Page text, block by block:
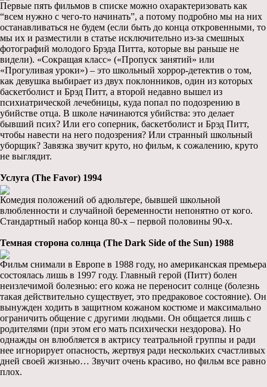
Первые пять фильмов в списке можно охарактеризовать как
“всем нужно с чего-то начинать”, а потому подробно мы на них
останавливаться не будем (если быть до конца откровенными, то
мы их и разместили в статье исключительно из-за смешных
фотографий молодого Брэда Питта, которые вы раньше не
видели). «Сокращая класс» («Пропуск занятий» или
«Прогуливая уроки») – это школьный хоррор-детектив о том,
как девушка выбирает из двух поклонников, один из которых
баскетболист и Брэд Питт, а второй недавно вышел из
психиатрической лечебницы, куда попал по подозрению в
убийстве отца. В школе начинаются убийства: это делает
бывший псих? Или его соперник, баскетболист и Брэд Питт,
чтобы навести на него подозрения? Или странный школьный
уборщик? Завязка звучит круто, но фильм, к сожалению, круто
не выглядит.
Услуга (The Favor) 1994
Комедия положений об адюльтере, бывшей школьной
влюбленности и случайной беременности непонятно от кого.
Стандартный набор конца 80-х – первой половины 90-х.
Темная сторона солнца (The Dark Side of the Sun) 1988
Фильм снимали в Европе в 1988 году, но американская премьера
состоялась лишь в 1997 году. Главный герой (Питт) болен
неизлечимой болезнью: его кожа не переносит солнце (болезнь
такая действительно существует, это предраковое состояние). Он
вынужден ходить в защитном кожаном костюме и максимально
ограничить общение с другими людьми. Он общается лишь с
родителями (при этом его мать психически нездорова). Но
однажды он влюбляется в актрису театральной группы и ради
нее игнорирует опасность, жертвуя ради нескольких счастливых
дней своей жизнью… Звучит очень красиво, но фильм все равно
плох.